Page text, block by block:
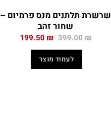
שרשרת תלתנים מנס פרמיום –
שחור זהב
399.00₪ המחיר
399.00 ₪.
199.50 ₪ המחיר
לעמוד מוצר